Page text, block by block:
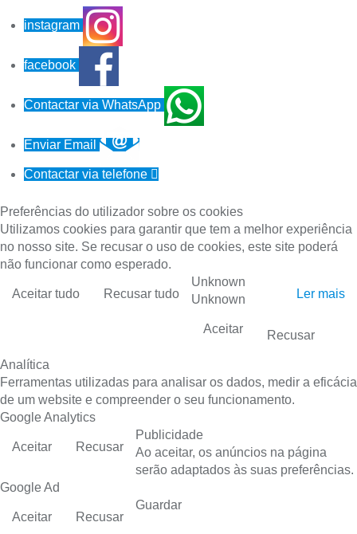
instagram
facebook
Contactar via WhatsApp
Enviar Email
Contactar via telefone 
Preferências do utilizador sobre os cookies
Utilizamos cookies para garantir que tem a melhor experiência
no nosso site. Se recusar o uso de cookies, este site poderá
não funcionar como esperado.
Aceitar tudo Recusar tudo Ler mais
Unknown
Unknown
Aceitar Recusar
Analítica
Ferramentas utilizadas para analisar os dados, medir a eficácia
de um website e compreender o seu funcionamento.
Google Analytics
Aceitar Recusar
Publicidade
Ao aceitar, os anúncios na página
serão adaptados às suas preferências.
Google Ad
Aceitar Recusar
Guardar